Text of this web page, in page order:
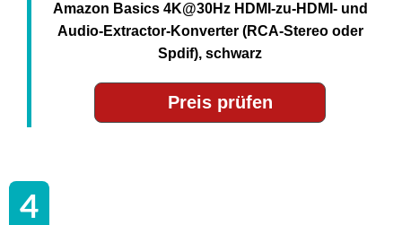
Amazon Basics 4K@30Hz HDMI-zu-HDMI- und
Audio-Extractor-Konverter (RCA-Stereo oder
Spdif), schwarz
Preis prüfen